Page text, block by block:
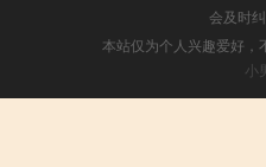
会及时
本站仅为个人兴趣爱好，
小